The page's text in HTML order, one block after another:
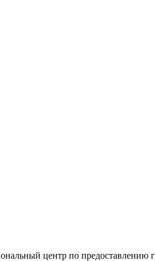
центр по предоставлению